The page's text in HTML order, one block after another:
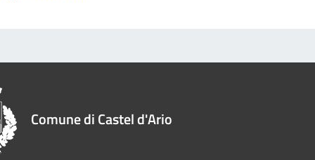
Comune di Castel d'Ario